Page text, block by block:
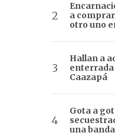
a
otro uno
Hallan a
enterrada
Caazapá
Gota a
una